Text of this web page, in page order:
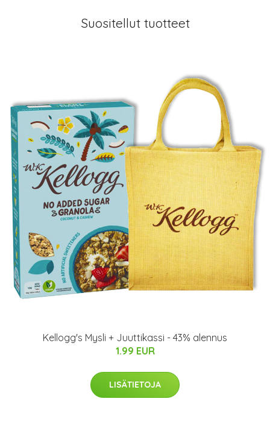
Suositellut tuotteet
Kellogg's Mysli + Juuttikassi - 43% alennus
1.99 EUR
LISÄTIETOJA